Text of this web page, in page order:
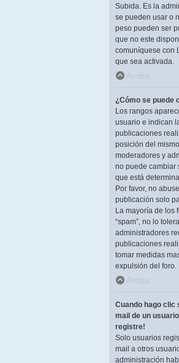
Subida. Es la
se pueden usar o
peso pueden ser
que no este
comuníquese con
que sea activada.
Arriba
¿Cómo se puede
Los rangos
usuario e indican
publicaciones
posición del
moderadores y
no puede cambiar
que está
Por favor, no
publicación solo
La mayoría de los
“spam”, no lo
administradores
publicaciones
tomar medidas
expulsión del foro.
Arriba
Cuando hago clic
mail de un
registre!
Solo usuarios
mail a otros
administración